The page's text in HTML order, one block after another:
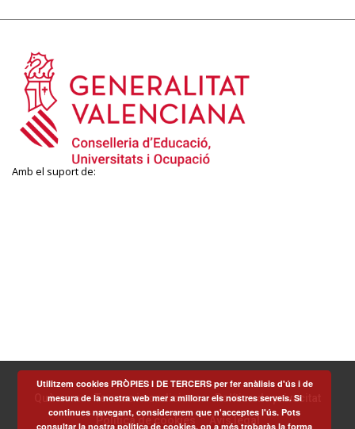
Amb el suport de:
Què som Termes i condicions
Política de privacitat
Política de cookies
Avís legal
Utilitzem cookies PRÒPIES I DE TERCERS per fer anàlisis d'ús i de
mesura de la nostra web mer a millorar els nostres serveis. Si
continues navegant, considerarem que n'acceptes l'ús. Pots
consultar la nostra política de cookies, on a més trobaràs la forma